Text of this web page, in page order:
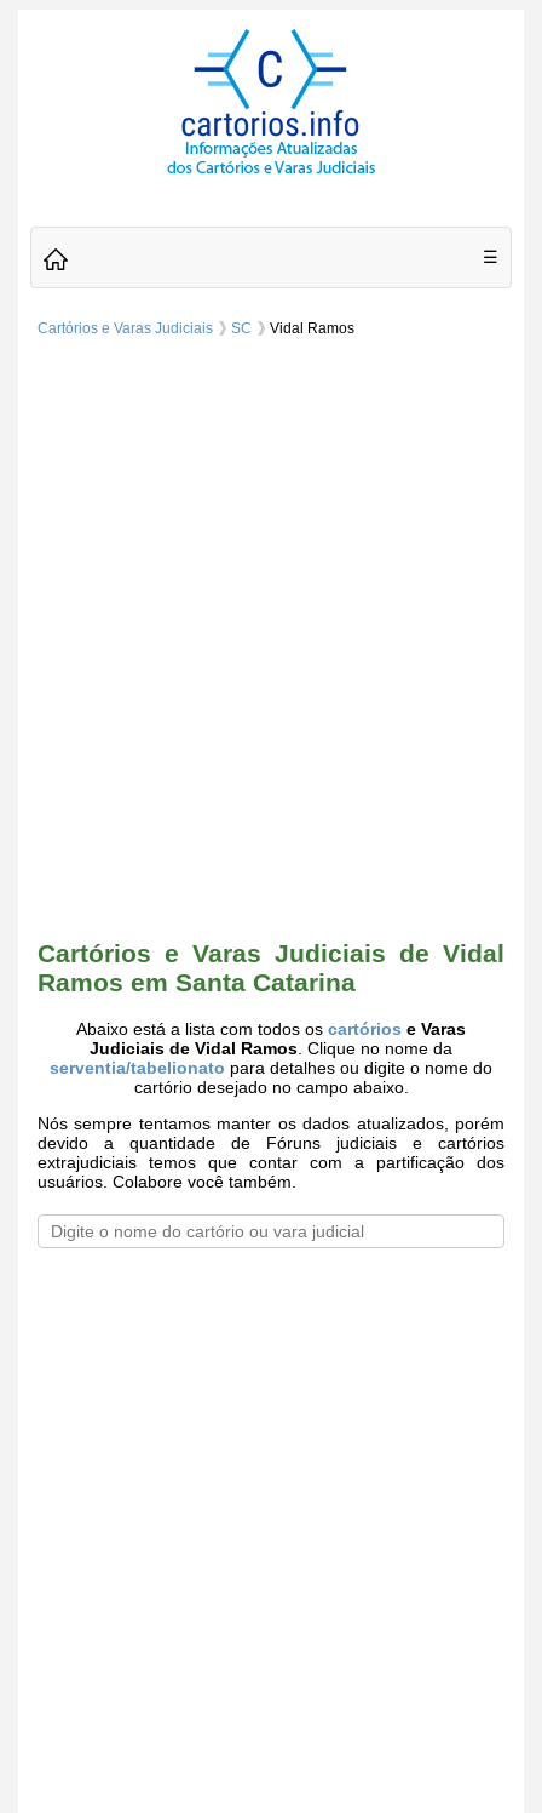
☰
Cartórios e Varas Judiciais SC Vidal Ramos
Cartórios e Varas Judiciais de Vidal
Ramos em Santa Catarina
Abaixo está a lista com todos os cartórios e Varas
Judiciais de Vidal Ramos . Clique no nome da
serventia/tabelionato para detalhes ou digite o nome do
cartório desejado no campo abaixo.
Nós sempre tentamos manter os dados atualizados, porém
devido a quantidade de Fóruns judiciais e cartórios
extrajudiciais temos que contar com a partificação dos
usuários. Colabore você também.